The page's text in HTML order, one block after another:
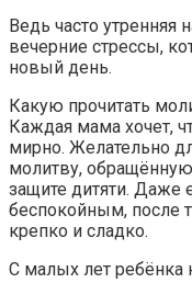
Ведь часто утренняя
вечерние стрессы,
новый день.
Какую прочитать
Каждая мама хочет,
мирно. Желательно
молитву,
защите дитяти.
беспокойным, после
крепко и сладко.
С малых лет ребёнка